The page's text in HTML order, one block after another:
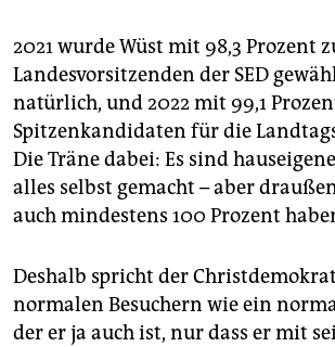
2021 wurde Wüst mit 98,3 Prozent
Landesvorsitzenden der SED
natürlich, und 2022 mit 99,1
Spitzenkandidaten für die
Die Träne dabei: Es sind
alles selbst gemacht – aber
auch mindestens 100 Prozent
Deshalb spricht der
normalen Besuchern wie ein
der er ja auch ist, nur dass er mit